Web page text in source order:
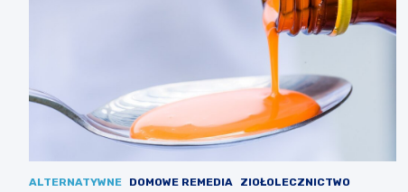
ALTERNATYWNE DOMOWE REMEDIA
ZIOŁOLECZNICTWO